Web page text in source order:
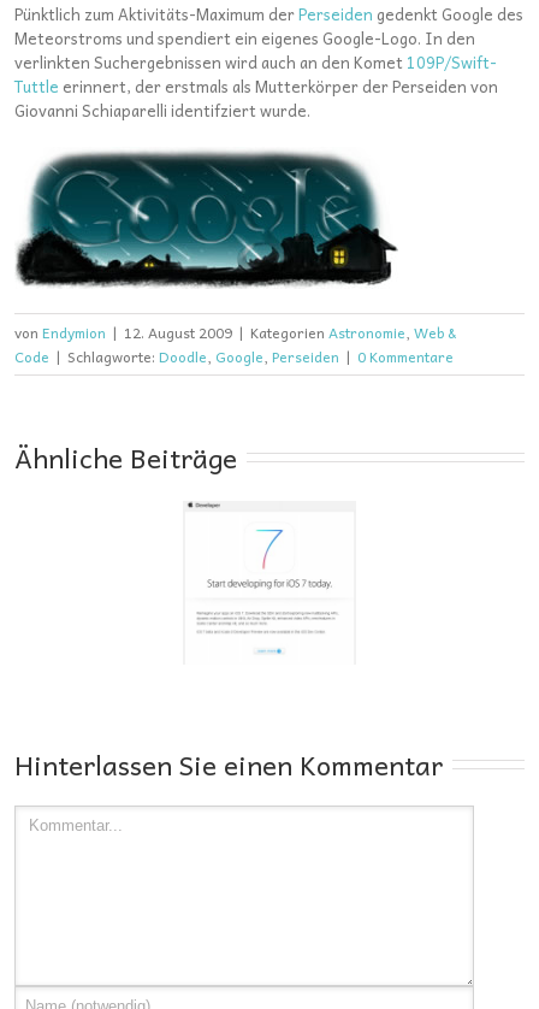
Pünktlich zum Aktivitäts-Maximum derPerseiden gedenkt Google des
Meteorstroms und spendiert ein eigenes Google-Logo. In den
verlinkten Suchergebnissen wird auch an den Komet 109P/Swift-
Tuttle erinnert, der erstmals als Mutterkörper der Perseiden von
Giovanni Schiaparelli identifziert wurde.
von Endymion | 12. August 2009 | Kategorien Astronomie, Web &
Code | Schlagworte: Doodle, Google, Perseiden | 0 Kommentare
Ähnliche Beiträge
Hinterlassen Sie einen Kommentar